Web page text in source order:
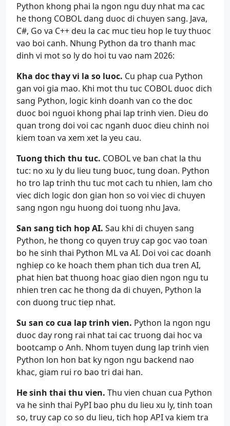
Python khong phai la ngon ngu duy nhat ma cac
he thong COBOL dang duoc di chuyen sang. Java,
C#, Go va C++ deu la cac muc tieu hop le tuy thuoc
vao boi canh. Nhung Python da tro thanh mac
dinh vi mot so ly do hoi tu vao nam 2026:
Kha doc thay vi la so luoc. Cu phap cua Python
gan voi gia mao. Khi mot thu tuc COBOL duoc dich
sang Python, logic kinh doanh van co the doc
duoc boi nguoi khong phai lap trinh vien. Dieu do
quan trong doi voi cac nganh duoc dieu chinh noi
kiem toan va xem xet la yeu cau.
Tuong thich thu tuc. COBOL ve ban chat la thu
tuc: no xu ly du lieu tung buoc, tung doan. Python
ho tro lap trinh thu tuc mot cach tu nhien, lam cho
viec dich logic don gian hon so voi viec di chuyen
sang ngon ngu huong doi tuong nhu Java.
San sang tich hop AI. Sau khi di chuyen sang
Python, he thong co quyen truy cap goc vao toan
bo he sinh thai Python ML va AI. Doi voi cac doanh
nghiep co ke hoach them phan tich dua tren AI,
phat hien bat thuong hoac giao dien ngon ngu tu
nhien tren cac he thong da di chuyen, Python la
con duong truc tiep nhat.
Su san co cua lap trinh vien. Python la ngon ngu
duoc day rong rai nhat tai cac truong dai hoc va
bootcamp o Anh. Nhom tuyen dung lap trinh vien
Python lon hon bat ky ngon ngu backend nao
khac, giam rui ro bao tri dai han.
He sinh thai thu vien. Thu vien chuan cua Python
va he sinh thai PyPI bao phu du lieu xu ly, tinh toan
so, truy cap co so du lieu, tich hop API va kiem tra